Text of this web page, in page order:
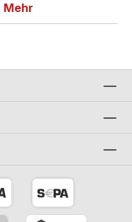
Mehr